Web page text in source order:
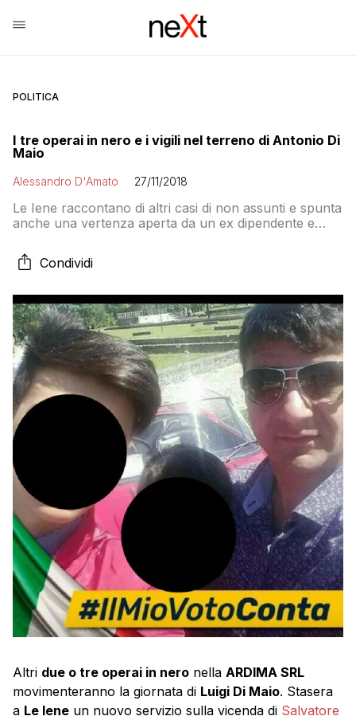
POLITICA
I tre operai in nero e i vigili nel terreno di Antonio Di
Maio
Alessandro D'Amato 27/11/2018
Le Iene raccontano di altri casi di non assunti e spunta
anche una vertenza aperta da un ex dipendente e
proprietario, a non saperne nulla? Intanto i vigili
vanno a Mariglianella per verificare le carte di un
Condividi
Altri due o tre operai in nero nella ARDIMA SRL
movimenteranno la giornata di Luigi Di Maio. Stasera
a Le Iene un nuovo servizio sulla vicenda di Salvatore